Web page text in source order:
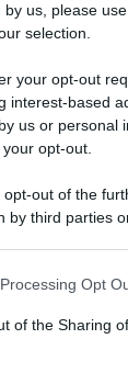
us, please
selection.
your opt-out
interest-based
us or personal
opt-out.
out of the
by third parties
also be
parties.
website/app
Opt
of the Sharing